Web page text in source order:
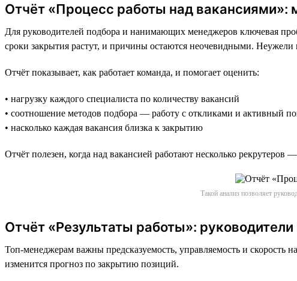
Отчёт «Процесс работы над
Для руководителей подбора и нанимающих менеджеров ключевая
сроки закрытия растут, и причины остаются неочевидными. Неужели
Отчёт показывает, как работает команда, и помогает оценить:
• нагрузку каждого специалиста по количеству вакансий
• соотношение методов подбора — работу с откликами и активный
• насколько каждая вакансия близка к закрытию
Отчёт полезен, когда над вакансией работают несколько рекрутеров
Такой анализ позволяет
Отчёт «Результаты работы»:
Топ-менеджерам важны предсказуемость, управляемость и скорость
изменится прогноз по закрытию позиций.